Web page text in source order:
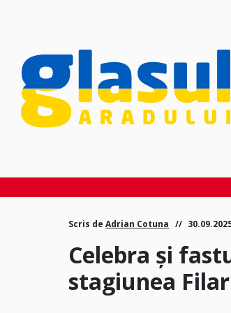
Scris deAdrian Cotuna
Celebra și
stagiunea